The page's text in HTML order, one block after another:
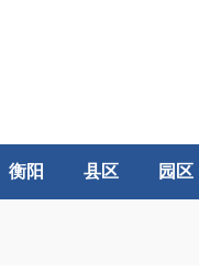
衡阳 县区 园区